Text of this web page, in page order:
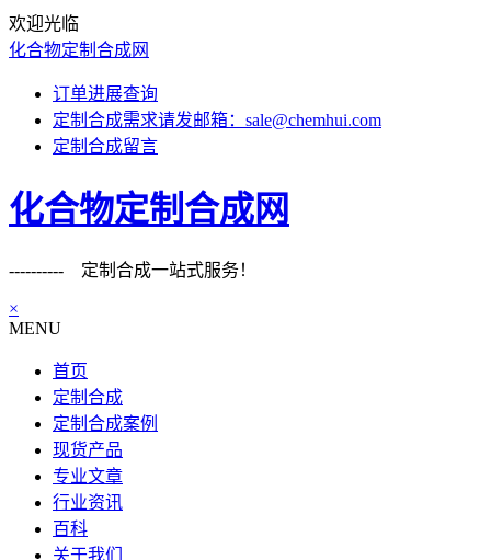
欢迎光临
化合物定制合成网
订单进展查询
定制合成需求请发邮箱：sale@chemhui.com
定制合成留言
化合物定制合成网
---------- 定制合成一站式服务！
×
MENU
首页
定制合成
定制合成案例
现货产品
专业文章
行业资讯
百科
关于我们